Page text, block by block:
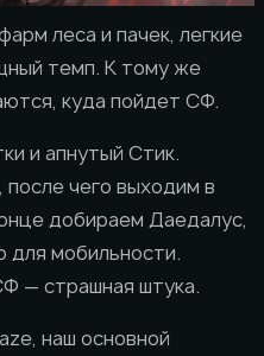
леса и пачек, легкие
темп. К тому же
куда пойдет СФ.
и апнутый Стик.
чего выходим в
добираем Даедалус,
для мобильности.
— страшная штука.
наш основной